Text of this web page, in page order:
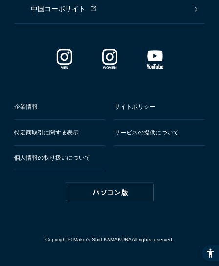
中国コーポサイト
企業情報 サイトポリシー
特定商取引に関する表示 サービスの提供について
個人情報の取り扱いについて
Copyright © Maker's Shirt KAMAKURA All rights reserved.